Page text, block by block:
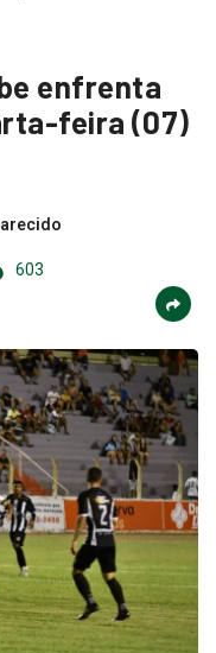
enfrenta
feira (07)
603